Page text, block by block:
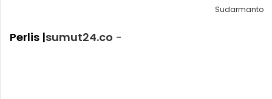
Sudarmanto
Perlis |sumut24.co -